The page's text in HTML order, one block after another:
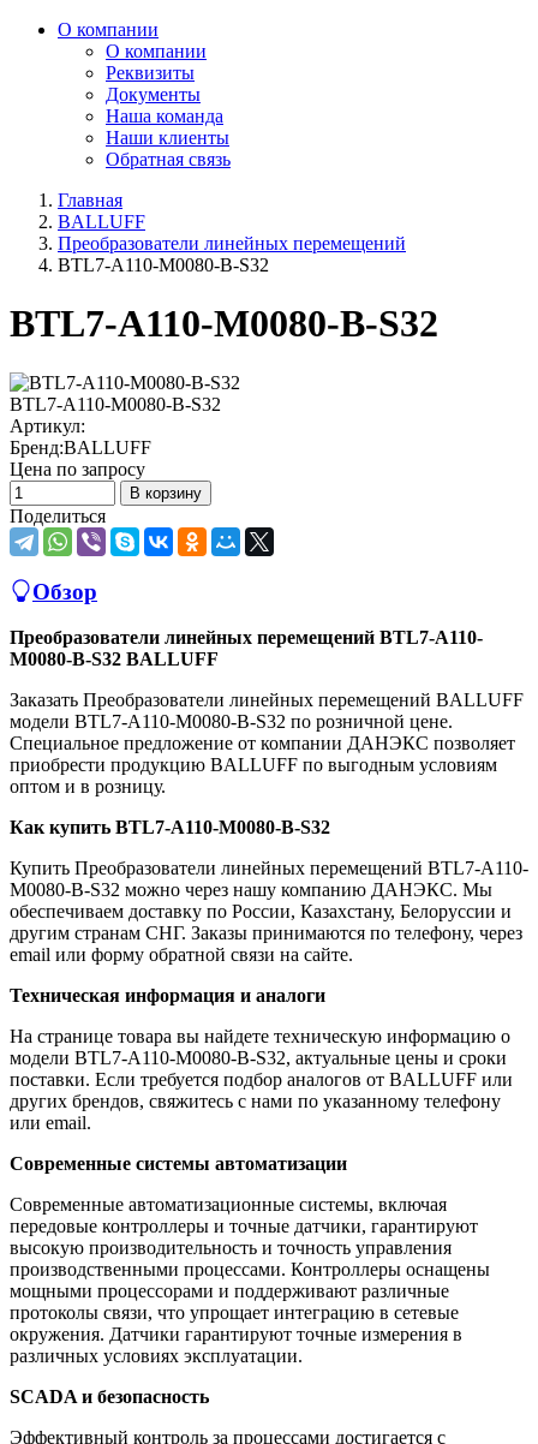
О компании
О компании
Реквизиты
Документы
Наша команда
Наши клиенты
Обратная связь
Главная
BALLUFF
Преобразователи линейных перемещений
BTL7-A110-M0080-B-S32
BTL7-A110-M0080-B-S32
BTL7-A110-M0080-B-S32
Артикул:
Бренд:BALLUFF
Цена по запросу
В корзину
Поделиться
Обзор
Преобразователи линейных перемещений BTL7-A110-
M0080-B-S32 BALLUFF
Заказать Преобразователи линейных перемещений BALLUFF
модели BTL7-A110-M0080-B-S32 по розничной цене.
Специальное предложение от компании ДАНЭКС позволяет
приобрести продукцию BALLUFF по выгодным условиям
оптом и в розницу.
Как купить BTL7-A110-M0080-B-S32
Купить Преобразователи линейных перемещений BTL7-A110-
M0080-B-S32 можно через нашу компанию ДАНЭКС. Мы
обеспечиваем доставку по России, Казахстану, Белоруссии и
другим странам СНГ. Заказы принимаются по телефону, через
email или форму обратной связи на сайте.
Техническая информация и аналоги
На странице товара вы найдете техническую информацию о
модели BTL7-A110-M0080-B-S32, актуальные цены и сроки
поставки. Если требуется подбор аналогов от BALLUFF или
других брендов, свяжитесь с нами по указанному телефону
или email.
Современные системы автоматизации
Современные автоматизационные системы, включая
передовые контроллеры и точные датчики, гарантируют
высокую производительность и точность управления
производственными процессами. Контроллеры оснащены
мощными процессорами и поддерживают различные
протоколы связи, что упрощает интеграцию в сетевые
окружения. Датчики гарантируют точные измерения в
различных условиях эксплуатации.
SCADA и безопасность
Эффективный контроль за процессами достигается с